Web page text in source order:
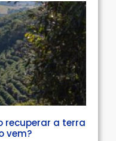
recuperar a terra
vem?